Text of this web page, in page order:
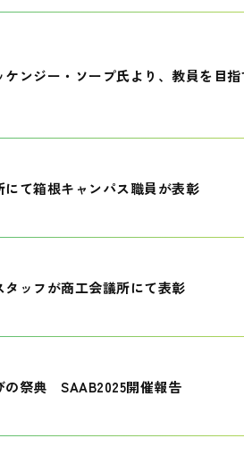
ンジー・ソープ氏より、教員を目
て箱根キャンパス職員が表彰
ッフが商工会議所にて表彰
の祭典 SAAB2025開催報告